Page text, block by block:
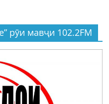
рӯи мавҷи 102.2FM